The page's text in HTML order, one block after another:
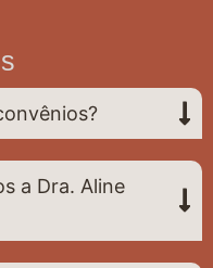
a Dra. Aline